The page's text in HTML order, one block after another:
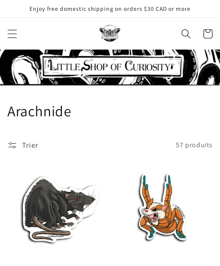
passer
contenu
Enjoy free domestic shipping on orders $30 CAD or more
Panier
C
l
Arachnide
Trier 57 produits